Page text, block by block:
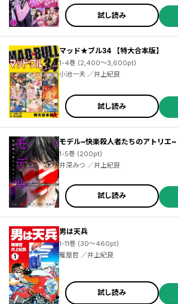
試し読み
マッド★ブル34 【特大合本版】
1-4巻 (2,400～3,600pt)
小池一夫 ／井上紀良
試し読み
モデル~快楽殺人者たちのアトリエ~
1-5巻 (200pt)
井深みつ ／井上紀良
試し読み
男は天兵
1-11巻 (30～460pt)
雁屋哲 ／井上紀良
試し読み